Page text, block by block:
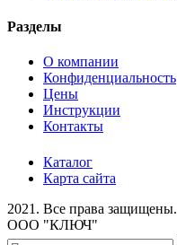
Разделы
О компании
Конфиденциальность
Цены
Инструкции
Контакты
Каталог
Карта сайта
2021. Все права защищены.
ООО "КЛЮЧ"